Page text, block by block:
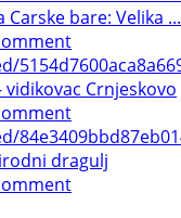
bare: Velika ...
vidikovac Crnjeskovo
dragulj